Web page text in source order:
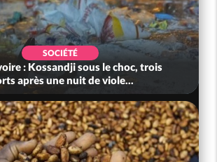
SOCIÉTÉ
: Kossandji sous le choc, trois
après une nuit de viole...